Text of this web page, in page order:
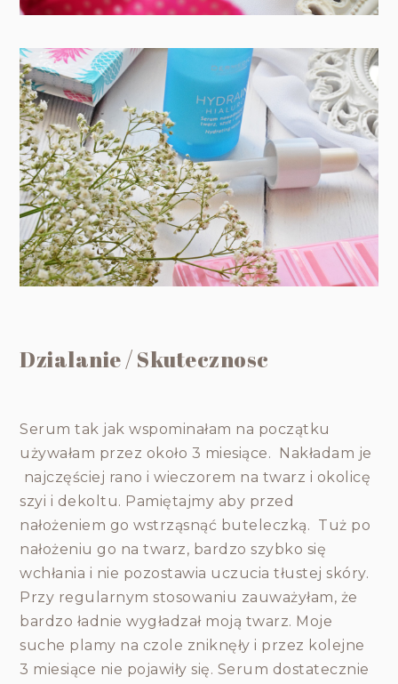
Dzialanie / Skutecznosc
Serum tak jak wspominałam na początku
używałam przez około 3 miesiące. Nakładam je
najczęściej rano i wieczorem na twarz i okolicę
szyi i dekoltu. Pamiętajmy aby przed
nałożeniem go wstrząsnąć buteleczką. Tuż po
nałożeniu go na twarz, bardzo szybko się
wchłania i nie pozostawia uczucia tłustej skóry.
Przy regularnym stosowaniu zauważyłam, że
bardzo ładnie wygładzał moją twarz. Moje
suche plamy na czole zniknęły i przez kolejne
3 miesiące nie pojawiły się. Serum dostatecznie